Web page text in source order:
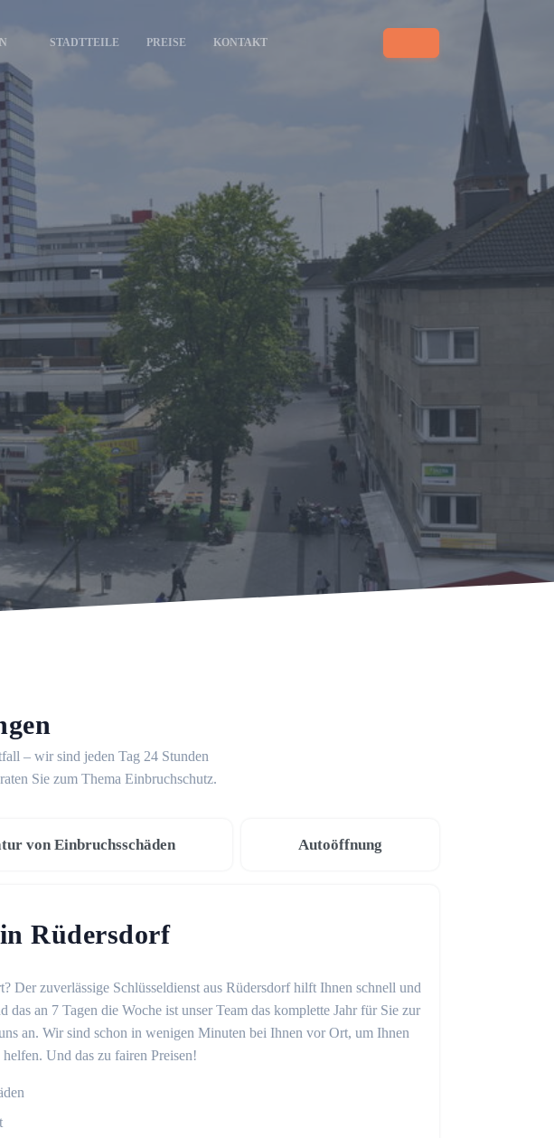
STADTTEILE PREISE KONTAKT
– wir sind jeden Tag 24 Stunden
Sie zum Thema Einbruchschutz.
von Einbruchsschäden Autoöffnung
Rüdersdorf
Der zuverlässige Schlüsseldienst aus Rüdersdorf hilft Ihnen schnell und
das an 7 Tagen die Woche ist unser Team das komplette Jahr für Sie zur
an. Wir sind schon in wenigen Minuten bei Ihnen vor Ort, um Ihnen
Und das zu fairen Preisen!